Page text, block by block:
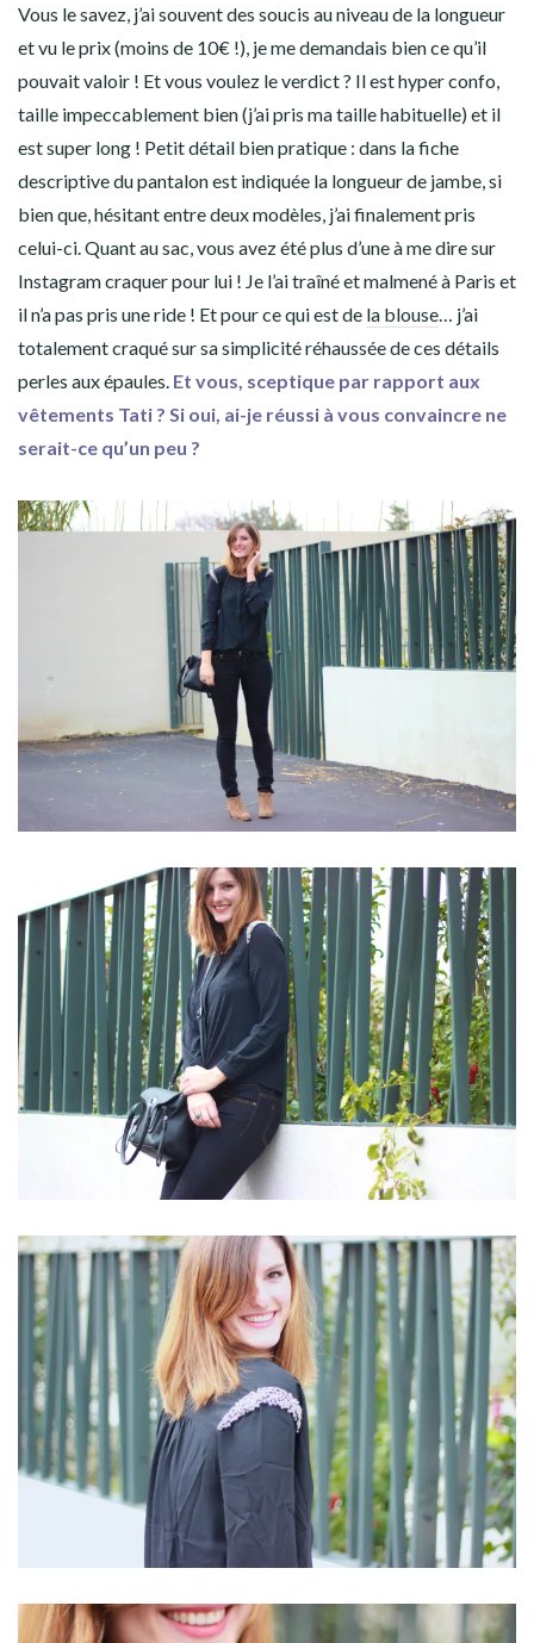
Vous le savez, j’ai souvent des soucis au niveau de la longueur
et vu le prix (moins de 10€ !), je me demandais bien ce qu’il
pouvait valoir ! Et vous voulez le verdict ? Il est hyper confo,
taille impeccablement bien (j’ai pris ma taille habituelle) et il
est super long ! Petit détail bien pratique : dans la fiche
descriptive du pantalon est indiquée la longueur de jambe, si
bien que, hésitant entre deux modèles, j’ai finalement pris
celui-ci. Quant au sac, vous avez été plus d’une à me dire sur
Instagram craquer pour lui ! Je l’ai traîné et malmené à Paris et
il n’a pas pris une ride ! Et pour ce qui est de la blouse … j’ai
totalement craqué sur sa simplicité réhaussée de ces détails
perles aux épaules. Et vous, sceptique par rapport aux
vêtements Tati ? Si oui, ai-je réussi à vous convaincre ne
serait-ce qu’un peu ?